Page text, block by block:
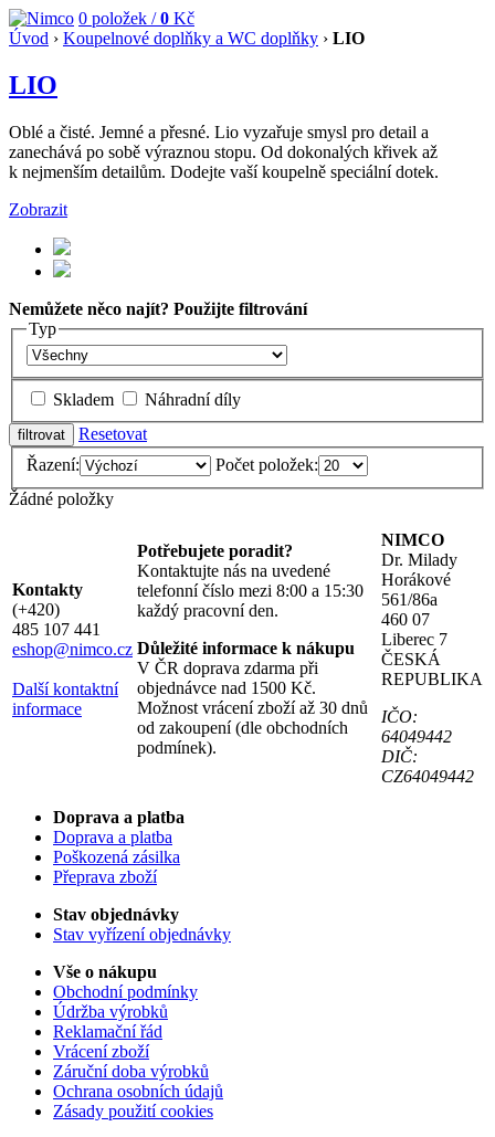
0 položek /0 Kč
Úvod › Koupelnové doplňky a WC doplňky › LIO
LIO
Oblé a čisté. Jemné a přesné. Lio vyzařuje smysl pro detail a
zanechává po sobě výraznou stopu. Od dokonalých křivek až
k nejmenším detailům. Dodejte vaší koupelně speciální dotek.
Zobrazit
Nemůžete něco najít? Použijte filtrování
Typ
Skladem
Náhradní díly
Resetovat
Řazení:
Počet položek:
Žádné položky
Kontakty
(+420)
485 107 441
eshop@nimco.cz
Další kontaktní
informace
Potřebujete poradit?
Kontaktujte nás na uvedené
telefonní číslo mezi 8:00 a 15:30
každý pracovní den.
Důležité informace k nákupu
V ČR doprava zdarma při
objednávce nad 1500 Kč.
Možnost vrácení zboží až 30 dnů
od zakoupení (dle obchodních
podmínek).
NIMCO
Dr. Milady
Horákové
561/86a
460 07
Liberec 7
ČESKÁ
REPUBLIKA
IČO:
64049442
DIČ:
CZ64049442
Doprava a platba
Doprava a platba
Poškozená zásilka
Přeprava zboží
Stav objednávky
Stav vyřízení objednávky
Vše o nákupu
Obchodní podmínky
Údržba výrobků
Reklamační řád
Vrácení zboží
Záruční doba výrobků
Ochrana osobních údajů
Zásady použití cookies